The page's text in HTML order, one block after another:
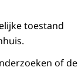
toestand
of de